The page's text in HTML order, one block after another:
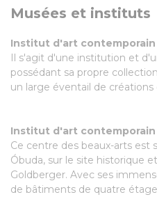
Musées et instituts
Institut d'art contemporain
Il s'agit d'une institution et
possédant sa propre
un large éventail de
Institut d'art contemporain
Ce centre des beaux-arts
Óbuda, sur le site historique
Goldberger. Avec ses
de bâtiments de quatre